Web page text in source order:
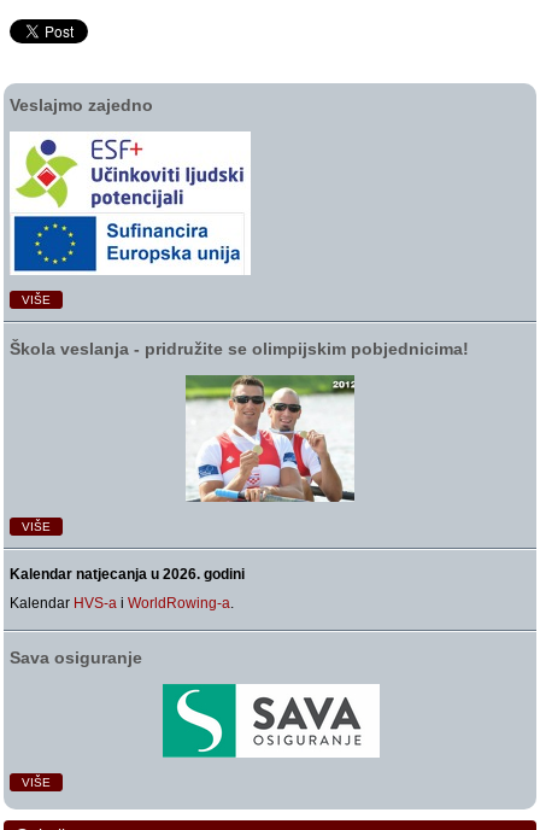
Veslajmo zajedno
VIŠE
Škola veslanja ‑ pridružite se olimpijskim pobjednicima!
VIŠE
Kalendar natjecanja u 2026. godini
Kalendar HVS-a iWorldRowing-a.
Sava osiguranje
VIŠE